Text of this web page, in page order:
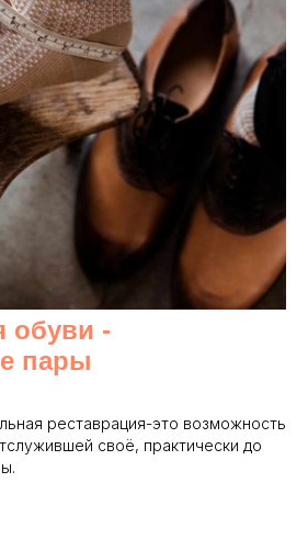
обуви -
пары
реставрация-это возможность
своё, практически до